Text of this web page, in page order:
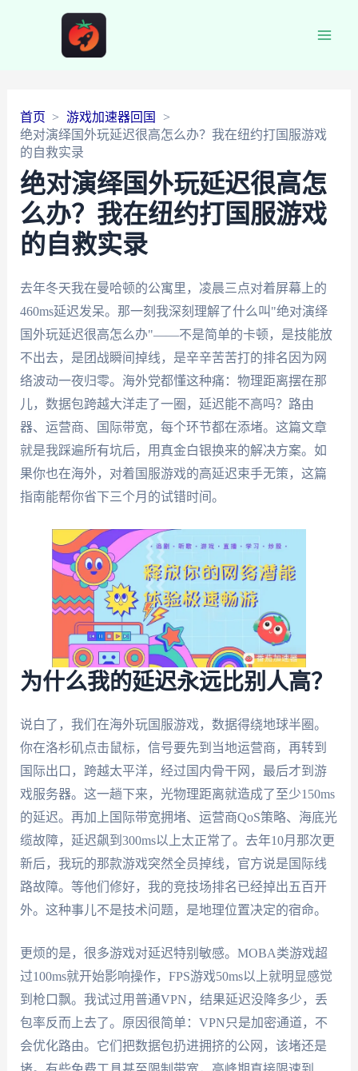
首页
游戏加速器回国
绝对演绎国外玩延迟很高怎么办？我在纽约打国服游戏
的自救实录
绝对演绎国外玩延迟很高怎
么办？我在纽约打国服游戏
的自救实录
去年冬天我在曼哈顿的公寓里，凌晨三点对着屏幕上的
460ms延迟发呆。那一刻我深刻理解了什么叫"绝对演绎
国外玩延迟很高怎么办"——不是简单的卡顿，是技能放
不出去，是团战瞬间掉线，是辛辛苦苦打的排名因为网
络波动一夜归零。海外党都懂这种痛：物理距离摆在那
儿，数据包跨越大洋走了一圈，延迟能不高吗？路由
器、运营商、国际带宽，每个环节都在添堵。这篇文章
就是我踩遍所有坑后，用真金白银换来的解决方案。如
果你也在海外，对着国服游戏的高延迟束手无策，这篇
指南能帮你省下三个月的试错时间。
为什么我的延迟永远比别人高？
说白了，我们在海外玩国服游戏，数据得绕地球半圈。
你在洛杉矶点击鼠标，信号要先到当地运营商，再转到
国际出口，跨越太平洋，经过国内骨干网，最后才到游
戏服务器。这一趟下来，光物理距离就造成了至少150ms
的延迟。再加上国际带宽拥堵、运营商QoS策略、海底光
缆故障，延迟飙到300ms以上太正常了。去年10月那次更
新后，我玩的那款游戏突然全员掉线，官方说是国际线
路故障。等他们修好，我的竞技场排名已经掉出五百开
外。这种事儿不是技术问题，是地理位置决定的宿命。
更烦的是，很多游戏对延迟特别敏感。MOBA类游戏超
过100ms就开始影响操作，FPS游戏50ms以上就明显感觉
到枪口飘。我试过用普通VPN，结果延迟没降多少，丢
包率反而上去了。原因很简单：VPN只是加密通道，不
会优化路由。它们把数据包扔进拥挤的公网，该堵还是